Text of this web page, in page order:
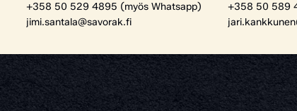
+358 50 529 4895 (myös Whatsapp)
jimi.santala@savorak.fi
+358 50 589